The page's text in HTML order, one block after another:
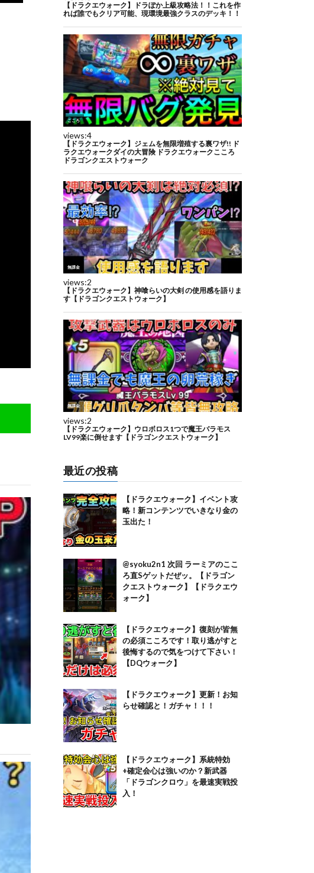
最近の投稿
【ドラクエウォーク】イベント攻
略！新コンテンツでいきなり金の
玉出た！
@syoku2n1 次回 ラーミアのここ
ろ直Sゲットだぜッ。【ドラゴン
クエストウォーク】【ドラクエウ
ォーク】
【ドラクエウォーク】復刻が皆無
の必須こころです！取り逃がすと
後悔するので気をつけて下さい！
【DQウォーク】
【ドラクエウォーク】更新！お知
らせ確認と！ガチャ！！！
【ドラクエウォーク】系統特効
+確定会心は強いのか？新武器
「ドラゴンクロウ」を最速実戦投
入！